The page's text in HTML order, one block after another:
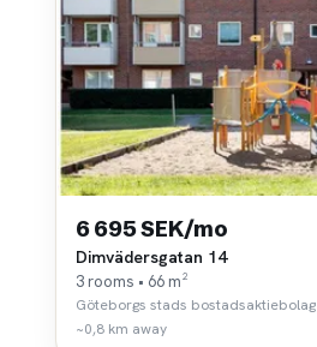
6 695 SEK/mo
Dimvädersgatan 14
3 rooms • 66 m²
Göteborgs stads bostadsaktiebolag
~0,8 km away